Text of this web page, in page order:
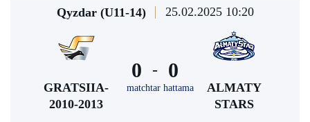
Qyzdar (U11-14) 25.02.2025 10:20
GRATSIIA-
2010-2013
0 -
matchtar hattama
0
ALMATY
STARS